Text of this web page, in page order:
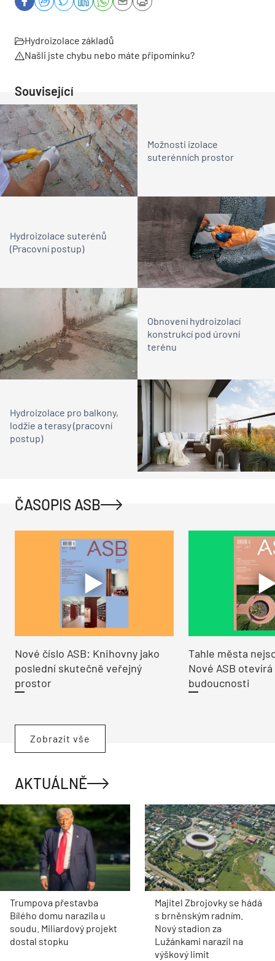
Hydroizolace základů
Našli jste chybu nebo máte připomínku?
Související
Možnosti izolace
suterénních prostor
Hydroizolace suterénů
(Pracovní postup)
Obnovení hydroizolací
konstrukcí pod úrovní
terénu
Hydroizolace pro balkony,
lodžie a terasy (pracovní
postup)
ČASOPIS ASB
Nové číslo ASB: Knihovny jako
poslední skutečně veřejný
prostor
Tahle města
Nové ASB
budoucnosti
Zobrazit vše
AKTUÁLNĚ
Trumpova přestavba
Bílého domu narazila u
soudu. Miliardový projekt
dostal stopku
Majitel Zbrojovky se hádá
s brněnským radním.
Nový stadion za
Lužánkami narazil na
výškový limit